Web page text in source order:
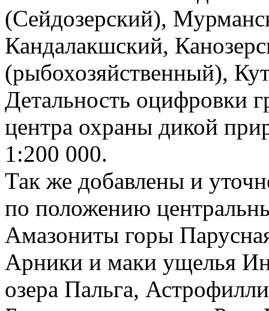
(Сейдозерский),
Кандалакшский,
(рыбохозяйственный),
Детальность оцифровки
центра охраны дикой
1:200 000.
Так же добавлены и
по положению
Амазониты горы
Арники и маки ущелья
озера Пальга,